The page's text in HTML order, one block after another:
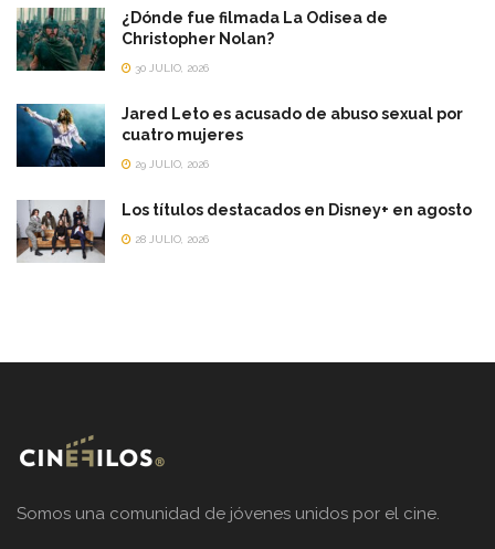
¿Dónde fue filmada La Odisea de
Christopher Nolan?
30 JULIO, 2026
Jared Leto es acusado de abuso sexual por
cuatro mujeres
29 JULIO, 2026
Los títulos destacados en Disney+ en agosto
28 JULIO, 2026
Somos una comunidad de jóvenes unidos por el cine.